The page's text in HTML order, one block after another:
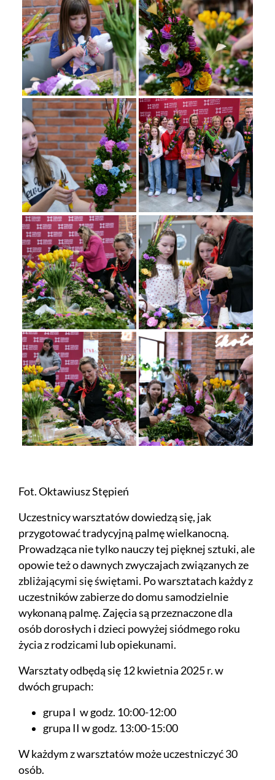
Fot. Oktawiusz Stępień
Uczestnicy warsztatów dowiedzą się, jak
przygotować tradycyjną palmę wielkanocną.
Prowadząca nie tylko nauczy tej pięknej sztuki, ale
opowie też o dawnych zwyczajach związanych ze
zbliżającymi się świętami. Po warsztatach każdy z
uczestników zabierze do domu samodzielnie
wykonaną palmę. Zajęcia są przeznaczone dla
osób dorosłych i dzieci powyżej siódmego roku
życia z rodzicami lub opiekunami.
Warsztaty odbędą się 12 kwietnia 2025 r. w
dwóch grupach:
grupa I w godz. 10:00-12:00
grupa II w godz. 13:00-15:00
W każdym z warsztatów może uczestniczyć 30
osób.